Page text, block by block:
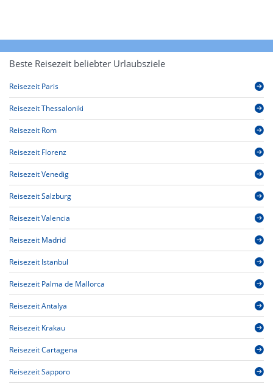
Beste Reisezeit beliebter Urlaubsziele
Reisezeit Paris
Reisezeit Thessaloniki
Reisezeit Rom
Reisezeit Florenz
Reisezeit Venedig
Reisezeit Salzburg
Reisezeit Valencia
Reisezeit Madrid
Reisezeit Istanbul
Reisezeit Palma de Mallorca
Reisezeit Antalya
Reisezeit Krakau
Reisezeit Cartagena
Reisezeit Sapporo